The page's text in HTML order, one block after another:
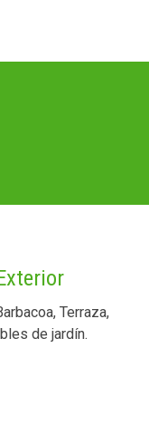
Terraza,
de jardín.